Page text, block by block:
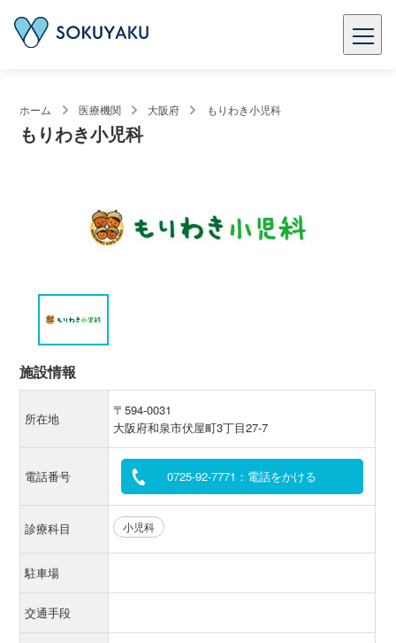
ホーム 医療機関 大阪府 もりわき小児科
もりわき小児科
施設情報
所在地
〒594-0031
大阪府和泉市伏屋町3丁目27-7
電話番号 0725-92-7771：電話をかける
診療科目 小児科
駐車場
交通手段